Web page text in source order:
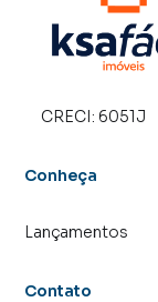
CRECI: 6051J
Conheça
Lançamentos
Contato